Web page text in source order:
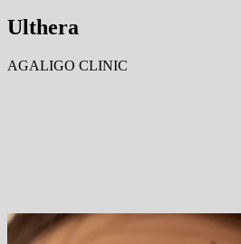
Ulthera
AGALIGO CLINIC